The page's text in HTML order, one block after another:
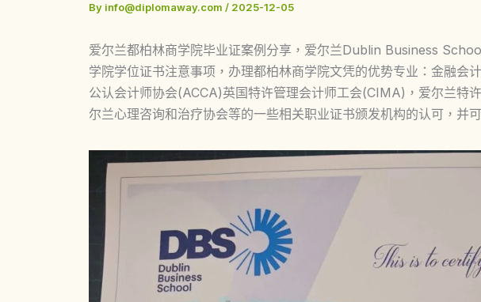
By info@diplomaway.com / 2025-12-05
爱尔兰都柏林商学院毕业证案例分享，爱尔兰Dublin Business
学院学位证书注意事项，办理都柏林商学院文凭的优势专业：金融会
公认会计师协会(ACCA)英国特许管理会计师工会(CIMA)，爱尔兰特
尔兰心理咨询和治疗协会等的一些相关职业证书颁发机构的认可，并